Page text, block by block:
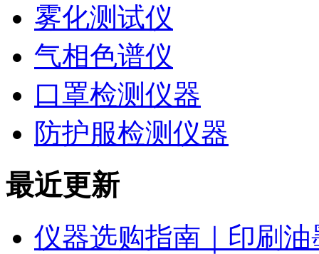
雾化测试仪
气相色谱仪
口罩检测仪器
防护服检测仪器
最近更新
仪器选购指南｜印刷